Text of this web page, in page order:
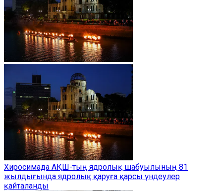
Хиросимада АҚШ-тың ядролық шабуылының 81
жылдығында ядролық қаруға қарсы үндеулер
қайталанды